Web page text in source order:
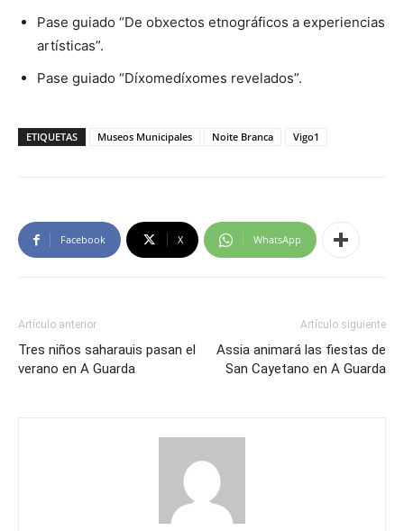
Pase guiado “De obxectos etnográficos a experiencias
artísticas”.
Pase guiado “Díxomedíxomes revelados”.
ETIQUETAS Museos Municipales Noite Branca Vigo1
Facebook X WhatsApp
Artículo anterior
Tres niños saharauis pasan el
verano en A Guarda
Artículo siguiente
Assia animará las fiestas de
San Cayetano en A Guarda